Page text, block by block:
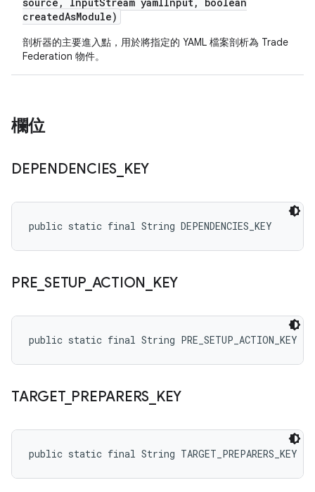
createdAsModule)
剖析器的主要進入點，用於將指定的 YAML 檔案剖析為 Trade
Federation 物件。
欄位
DEPENDENCIES KEY
public static final String DEPENDENCIES_KEY
PRE SETUP_ ACTION KEY
public static final String PRE_SETUP_ACTION_KEY
TARGET_ PREPARERS KEY
public static final String TARGET_PREPARERS_KEY